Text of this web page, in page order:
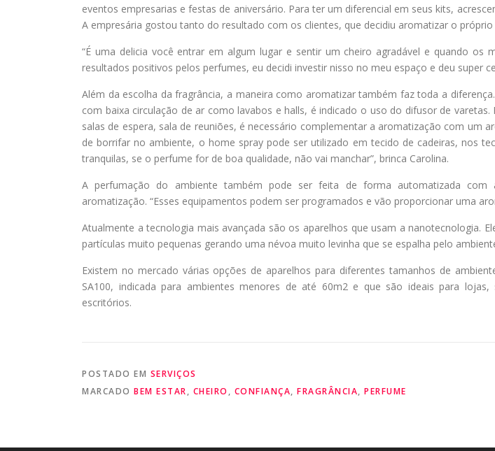
eventos empresarias e festas de aniversário. Para ter um diferencial em seus kits,
A empresária gostou tanto do resultado com os clientes, que decidiu aromatizar o próprio
“É uma delicia você entrar em algum lugar e sentir um cheiro agradável e quando os
resultados positivos pelos perfumes, eu decidi investir nisso no meu espaço e deu super
Além da escolha da fragrância, a maneira como aromatizar também faz toda a
com baixa circulação de ar como lavabos e halls, é indicado o uso do difusor de
salas de espera, sala de reuniões, é necessário complementar a aromatização com um
de borrifar no ambiente, o home spray pode ser utilizado em tecido de cadeiras, nos
tranquilas, se o perfume for de boa qualidade, não vai manchar”, brinca Carolina.
A perfumação do ambiente também pode ser feita de forma automatizada com
aromatização. “Esses equipamentos podem ser programados e vão proporcionar uma
Atualmente a tecnologia mais avançada são os aparelhos que usam a nanotecnologia.
partículas muito pequenas gerando uma névoa muito levinha que se espalha pelo
Existem no mercado várias opções de aparelhos para diferentes tamanhos de
SA100, indicada para ambientes menores de até 60m2 e que são ideais para
escritórios.
POSTADO EM SERVIÇOS
MARCADO BEM ESTAR, CHEIRO , CONFIANÇA, FRAGRÂNCIA, PERFUME